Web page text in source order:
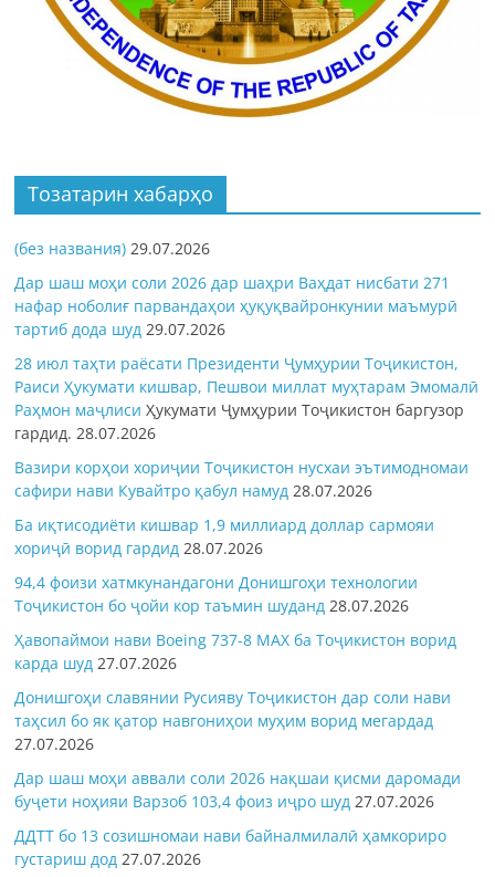
Тозатарин хабарҳо
(без названия) 29.07.2026
Дар шаш моҳи соли 2026 дар шаҳри Ваҳдат нисбати 271
нафар ноболиғ парвандаҳои ҳуқуқвайронкунии маъмурӣ
тартиб дода шуд 29.07.2026
28 июл таҳти раёсати Президенти Ҷумҳурии Тоҷикистон,
Раиси Ҳукумати кишвар, Пешвои миллат муҳтарам Эмомалӣ
Раҳмон маҷлисиҲукумати Ҷумҳурии Тоҷикистон баргузор
гардид.28.07.2026
Вазири корҳои хориҷии Тоҷикистон нусхаи эътимодномаи
сафири нави Кувайтро қабул намуд 28.07.2026
Ба иқтисодиёти кишвар 1,9 миллиард доллар сармояи
хориҷӣ ворид гардид 28.07.2026
94,4 фоизи хатмкунандагони Донишгоҳи технологии
Тоҷикистон бо ҷойи кор таъмин шуданд 28.07.2026
Ҳавопаймои нави Boeing 737-8 MAX ба Тоҷикистон ворид
карда шуд 27.07.2026
Донишгоҳи славянии Русияву Тоҷикистон дар соли нави
таҳсил бо як қатор навгониҳои муҳим ворид мегардад
27.07.2026
Дар шаш моҳи аввали соли 2026 нақшаи қисми даромади
буҷети ноҳияи Варзоб 103,4 фоиз иҷро шуд 27.07.2026
ДДТТ бо 13 созишномаи нави байналмилалӣ ҳамкориро
густариш дод 27.07.2026